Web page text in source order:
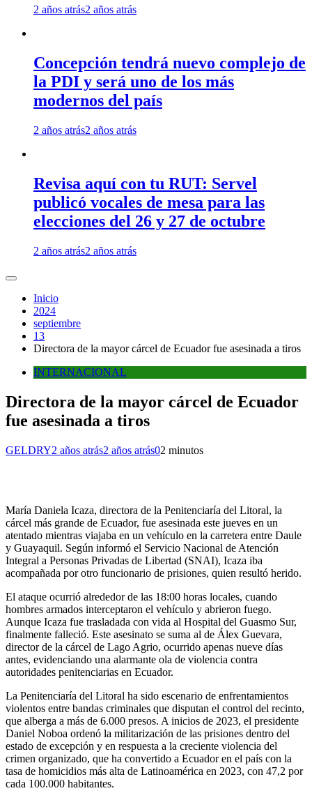
2 años atrás2 años atrás
Concepción tendrá nuevo complejo de
la PDI y será uno de los más
modernos del país
2 años atrás2 años atrás
Revisa aquí con tu RUT: Servel
publicó vocales de mesa para las
elecciones del 26 y 27 de octubre
2 años atrás2 años atrás
Inicio
2024
septiembre
13
Directora de la mayor cárcel de Ecuador fue asesinada a tiros
INTERNACIONAL
Directora de la mayor cárcel de Ecuador
fue asesinada a tiros
GELDRY2 años atrás2 años atrás02 minutos
María Daniela Icaza, directora de la Penitenciaría del Litoral, la
cárcel más grande de Ecuador, fue asesinada este jueves en un
atentado mientras viajaba en un vehículo en la carretera entre Daule
y Guayaquil. Según informó el Servicio Nacional de Atención
Integral a Personas Privadas de Libertad (SNAI), Icaza iba
acompañada por otro funcionario de prisiones, quien resultó herido.
El ataque ocurrió alrededor de las 18:00 horas locales, cuando
hombres armados interceptaron el vehículo y abrieron fuego.
Aunque Icaza fue trasladada con vida al Hospital del Guasmo Sur,
finalmente falleció. Este asesinato se suma al de Álex Guevara,
director de la cárcel de Lago Agrio, ocurrido apenas nueve días
antes, evidenciando una alarmante ola de violencia contra
autoridades penitenciarias en Ecuador.
La Penitenciaría del Litoral ha sido escenario de enfrentamientos
violentos entre bandas criminales que disputan el control del recinto,
que alberga a más de 6.000 presos. A inicios de 2023, el presidente
Daniel Noboa ordenó la militarización de las prisiones dentro del
estado de excepción y en respuesta a la creciente violencia del
crimen organizado, que ha convertido a Ecuador en el país con la
tasa de homicidios más alta de Latinoamérica en 2023, con 47,2 por
cada 100.000 habitantes.